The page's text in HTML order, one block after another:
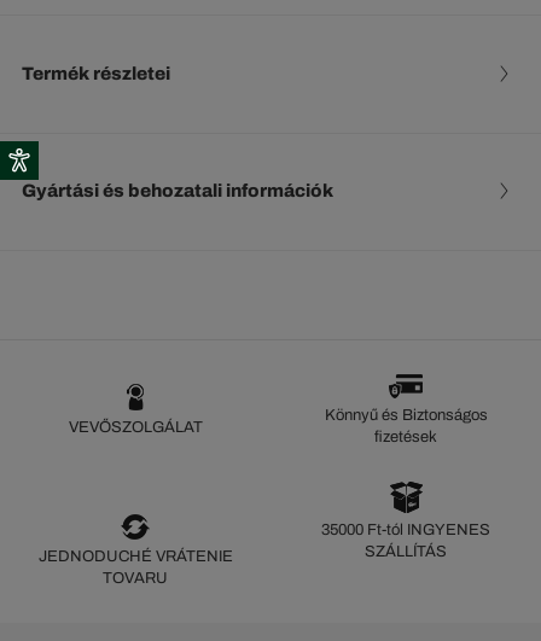
Termék részletei
Gyártási és behozatali információk
VEVŐSZOLGÁLAT
Könnyű és Biztonságos
fizetések
JEDNODUCHÉ VRÁTENIE
TOVARU
35000 Ft-tól INGYENES
SZÁLLÍTÁS